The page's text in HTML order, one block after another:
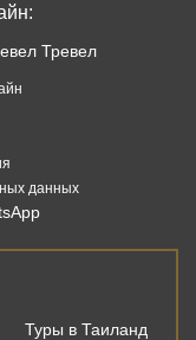
Тревел
данных
Туры в Таиланд